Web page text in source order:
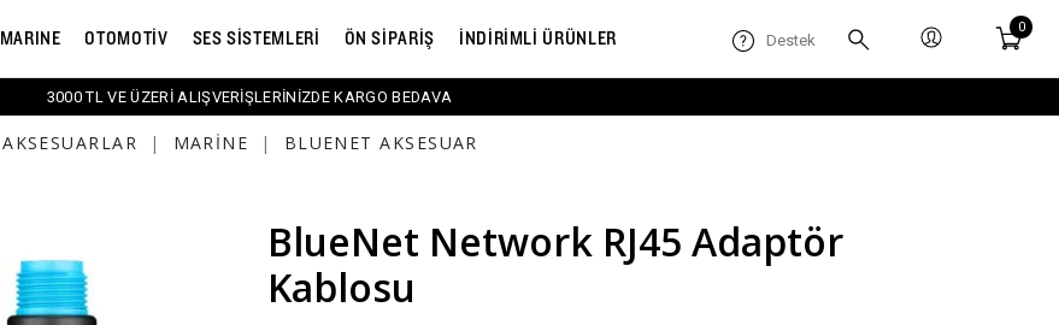
MARINE OTOMOTİV SES SİSTEMLERİ ÖN SİPARİŞ İNDİRİMLİ ÜRÜNLER Destek
0
3000 TL VE ÜZERİ ALIŞVERİŞLERİNİZDE KARGO BEDAVA
AKSESUARLAR | MARINE | BLUENET AKSESUAR
BlueNet Network RJ45 Adaptör
Kablosu